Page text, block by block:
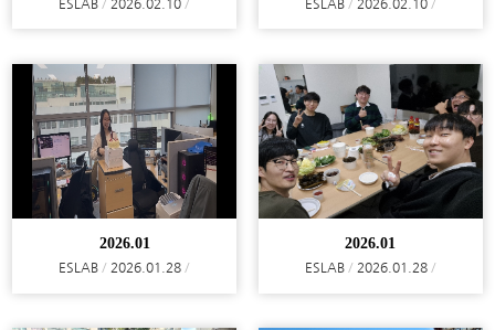
2026.01
ESLAB 2026.01.28
2026.01
ESLAB 2026.01.28